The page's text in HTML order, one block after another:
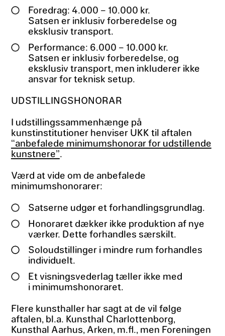
Foredrag: 4.000 – 10.000 kr.
Satsen er inklusiv forberedelse og
eksklusiv transport.
Performance: 6.000 – 10.000 kr.
Satsen er inklusiv forberedelse, og
eksklusiv transport, men inkluderer ikke
ansvar for teknisk setup.
UDSTILLINGSHONORAR
I udstillingssammenhænge på
kunstinstitutioner henviser UKK til aftalen
“anbefalede minimumshonorar for udstillende
kunstnere”.
Værd at vide om de anbefalede
minimumshonorarer:
Satserne udgør et forhandlingsgrundlag.
Honoraret dækker ikke produktion af nye
værker. Dette forhandles særskilt.
Soloudstillinger i mindre rum forhandles
individuelt.
Et visningsvederlag tæller ikke med
i minimumshonoraret.
Flere kunsthaller har sagt at de vil følge
aftalen, bl.a. Kunsthal Charlottenborg,
Kunsthal Aarhus, Arken, m.fl., men Foreningen